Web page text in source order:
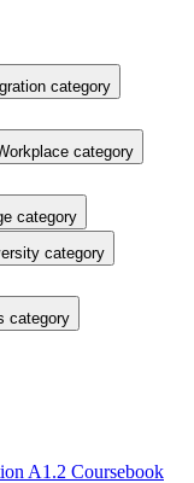
category
category
category
category
category
A1.2 Coursebook